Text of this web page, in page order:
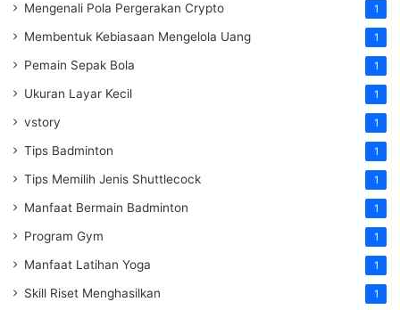
Mengenali Pola Pergerakan Crypto 1
Membentuk Kebiasaan Mengelola Uang 1
Pemain Sepak Bola 1
Ukuran Layar Kecil 1
vstory 1
Tips Badminton 1
Tips Memilih Jenis Shuttlecock 1
Manfaat Bermain Badminton 1
Program Gym 1
Manfaat Latihan Yoga 1
Skill Riset Menghasilkan 1